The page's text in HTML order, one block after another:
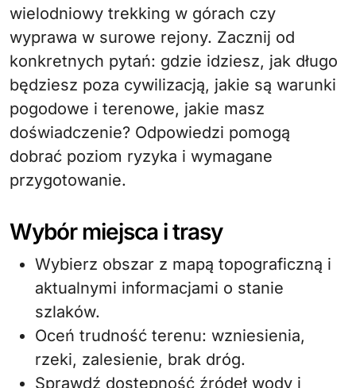
wielodniowy trekking w górach czy
wyprawa w surowe rejony. Zacznij od
konkretnych pytań: gdzie idziesz, jak długo
będziesz poza cywilizacją, jakie są warunki
pogodowe i terenowe, jakie masz
doświadczenie? Odpowiedzi pomogą
dobrać poziom ryzyka i wymagane
przygotowanie.
Wybór miejsca i trasy
Wybierz obszar z mapą topograficzną i
aktualnymi informacjami o stanie
szlaków.
Oceń trudność terenu: wzniesienia,
rzeki, zalesienie, brak dróg.
Sprawdź dostępność źródeł wody i